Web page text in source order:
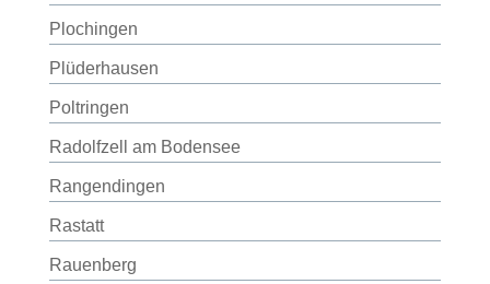
Plochingen
Plüderhausen
Poltringen
Radolfzell am Bodensee
Rangendingen
Rastatt
Rauenberg